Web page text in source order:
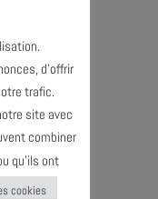
d’offrir
trafic.
site avec
combiner
qu’ils ont
cookies